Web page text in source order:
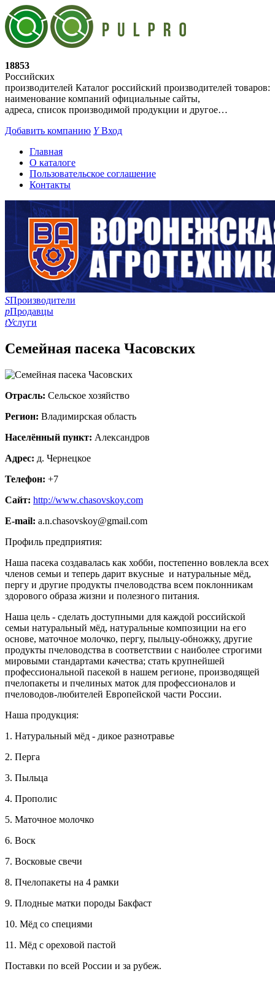
18853
Российских
производителей Каталог российский производителей товаров:
наименование компаний официальные сайты,
адреса, список производимой продукции и другое…
Добавить компанию YВход
Главная
О каталоге
Пользовательское соглашение
Контакты
SПроизводители
pПродавцы
tУслуги
Семейная пасека Часовских
Отрасль: Сельское хозяйство
Регион: Владимирская область
Населённый пункт: Александров
Адрес: д. Чернецкое
Телефон: +7
Сайт: http://www.chasovskoy.com
E-mail: a.n.chasovskoy@gmail.com
Профиль предприятия:
Наша пасека создавалась как хобби, постепенно вовлекла всех
членов семьи и теперь дарит вкусные и натуральные мёд,
пергу и другие продукты пчеловодства всем поклонникам
здорового образа жизни и полезного питания.
Наша цель - сделать доступными для каждой российской
семьи натуральный мёд, натуральные композиции на его
основе, маточное молочко, пергу, пыльцу-обножку, другие
продукты пчеловодства в соответствии с наиболее строгими
мировыми стандартами качества; стать крупнейшей
профессиональной пасекой в нашем регионе, производящей
пчелопакеты и пчелиных маток для профессионалов и
пчеловодов-любителей Европейской части России.
Наша продукция:
1. Натуральный мёд - дикое разнотравье
2. Перга
3. Пыльца
4. Прополис
5. Маточное молочко
6. Воск
7. Восковые свечи
8. Пчелопакеты на 4 рамки
9. Плодные матки породы Бакфаст
10. Мёд со специями
11. Мёд с ореховой пастой
Поставки по всей России и за рубеж.